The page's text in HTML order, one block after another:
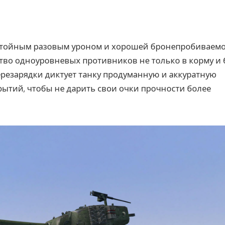
разовым уроном и хорошей
одноуровневых противников не только в корму и
диктует танку продуманную и аккуратную
чтобы не дарить свои очки прочности более